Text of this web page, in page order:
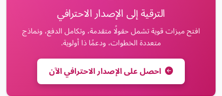
الترقية إلى الإصدار الاحترافي
افتح ميزات قوية تشمل حقولًا متقدمة، وتكامل الدفع، ونماذج
متعددة الخطوات، ودعمًا ذا أولوية.
احصل على الإصدار الاحترافي الآن